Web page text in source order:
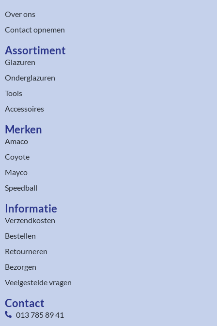
Over ons
Contact opnemen
Assortiment​
Glazuren
Onderglazuren
Tools
Accessoires
Merken
Amaco
Coyote
Mayco
Speedball
Informatie
Verzendkosten
Bestellen
Retourneren
Bezorgen
Veelgestelde vragen
Contact
013 785 89 41